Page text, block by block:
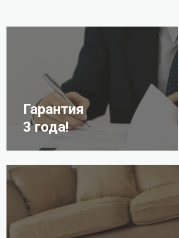
Гарантия
3 года!